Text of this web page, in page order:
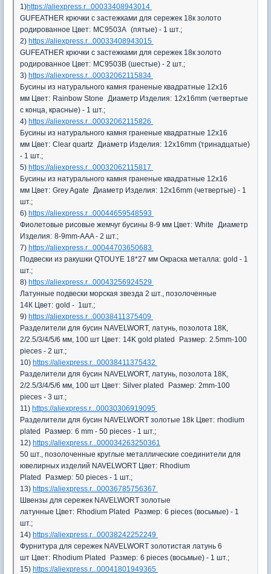
1)https://aliexpress.r...00033408943014
GUFEATHER крючки с застежками для сережек 18к золото
родированное Цвет: MC9503A (пятые) - 1 шт.;
2) https://aliexpress.r...00033408943015
GUFEATHER крючки с застежками для сережек 18к золото
родированное Цвет: MC9503B (шестые) - 2 шт.;
3) https://aliexpress.r...00032062115834
Бусины из натурального камня граненые квадратные 12x16
мм Цвет: Rainbow Stone Диаметр Изделия: 12x16mm (четвертые
с конца, красные) - 1 шт.;
4) https://aliexpress.r...00032062115826
Бусины из натурального камня граненые квадратные 12x16
мм Цвет: Clear quartz Диаметр Изделия: 12x16mm (тринадцатые)
- 1 шт.;
5) https://aliexpress.r...00032062115817
Бусины из натурального камня граненые квадратные 12x16
мм Цвет: Grey Agate Диаметр Изделия: 12x16mm (четвертые) - 1
шт.;
6) https://aliexpress.r...00044659548593
Фиолетовые рисовые жемчуг бусины 8-9 мм Цвет: White Диаметр
Изделия: 8-9mm-AAA - 2 шт.;
7) https://aliexpress.r...00044703650683
Подвески из ракушки QTOUYE 18*27 мм Окраска металла: gold - 1
шт.;
8) https://aliexpress.r...00043256924529
Латунные подвески морская звезда 2 шт., позолоченные
14К Цвет: gold - 1шт.;
9) https://aliexpress.r...00038411375409
Разделители для бусин NAVELWORT, латунь, позолота 18К,
2/2.5/3/4/5/6 мм, 100 шт Цвет: 14K gold plated Размер: 2.5mm-100
pieces - 2 шт.;
10) https://aliexpress.r...00038411375432
Разделители для бусин NAVELWORT, латунь, позолота 18К,
2/2.5/3/4/5/6 мм, 100 шт Цвет: Silver plated Размер: 2mm-100
pieces - 3 шт.;
11) https://aliexpress.r...00030306919095
Разделители для бусин NAVELWORT золотые 18k Цвет: rhodium
plated
Размер: 6 mm - 50 pieces - 1 шт.;
12) https://aliexpress.r...000034263250361
50 шт., позолоченные круглые металлические соединители для
ювелирных изделий NAVELWORT Цвет: Rhodium
Plated
Размер: 50 pieces - 1 шт.;
13) https://aliexpress.r...00036785756367
Швензы для сережек NAVELWORT золотые
латунные Цвет: Rhodium Plated Размер: 6 pieces (восьмые) - 1
шт.;
14) https://aliexpress.r...00038242252249
Фурнитура для сережек NAVELWORT золотистая латунь 6
шт Цвет: Rhodium Plated Размер: 6 pieces (восьмые) - 1 шт.;
15) https://aliexpress.r...00041801949365